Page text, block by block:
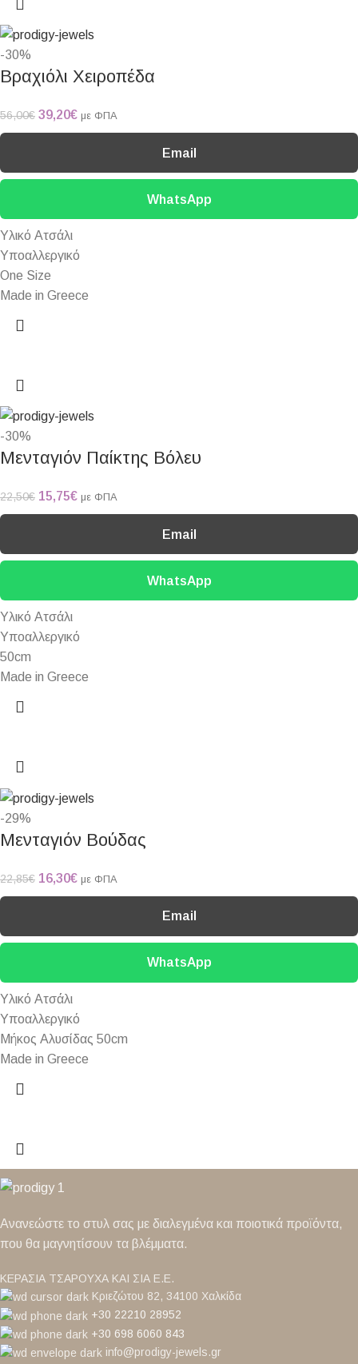
-30%
Βραχιόλι Χειροπέδα
56,00€ 39,20€ με ΦΠΑ
Email
WhatsApp
Υλικό Ατσάλι
Υποαλλεργικό
One Size
Made in Greece
-30%
Μενταγιόν Παίκτης Βόλευ
22,50€ 15,75€ με ΦΠΑ
Email
WhatsApp
Υλικό Ατσάλι
Υποαλλεργικό
50cm
Made in Greece
-29%
Μενταγιόν Βούδας
22,85€ 16,30€ με ΦΠΑ
Email
WhatsApp
Υλικό Ατσάλι
Υποαλλεργικό
Μήκος Αλυσίδας 50cm
Made in Greece
Ανανεώστε το στυλ σας με διαλεγμένα και ποιοτικά προϊόντα,
που θα μαγνητίσουν τα βλέμματα.
ΚΕΡΑΣΙΑ ΤΣΑΡΟΥΧΑ ΚΑΙ ΣΙΑ Ε.Ε.
Κριεζώτου 82, 34100 Χαλκίδα
+30 22210 28952
+30 698 6060 843
info@prodigy-jewels.gr